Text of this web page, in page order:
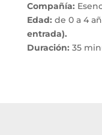
Compañía:
Edad: de 0 a 4
entrada).
Duración: 35